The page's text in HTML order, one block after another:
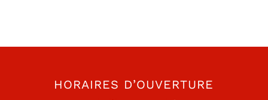
HORAIRES D’OUVERTURE